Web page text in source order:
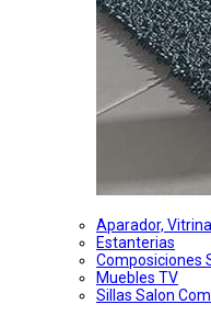
Aparador,
Estanterias
Composiciones
Muebles TV
Sillas Salon